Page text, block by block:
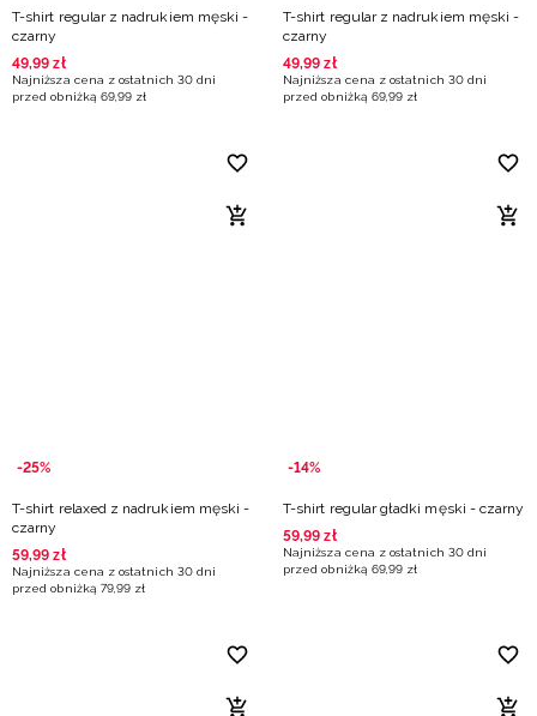
T-shirt regular z nadrukiem męski -
czarny
49,99 zł
Najniższa cena z ostatnich 30 dni
przed obniżką 69,99 zł
T-shirt regular z nadrukiem męski -
czarny
49,99 zł
Najniższa cena z ostatnich 30 dni
przed obniżką 69,99 zł
-25%
T-shirt relaxed z nadrukiem męski -
czarny
59,99 zł
Najniższa cena z ostatnich 30 dni
przed obniżką 79,99 zł
-14%
T-shirt regular gładki męski - czarny
59,99 zł
Najniższa cena z ostatnich 30 dni
przed obniżką 69,99 zł